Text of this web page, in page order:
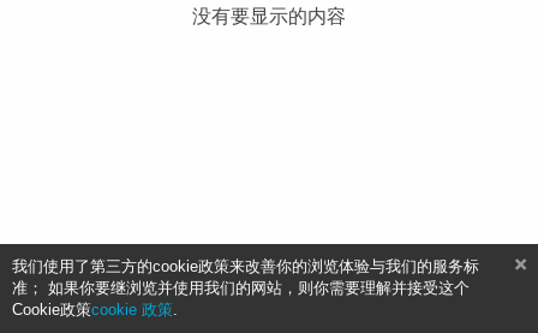
没有要显示的内容
我们使用了第三方的cookie政策来改善你的浏览体验与我们的服务标
准； 如果你要继浏览并使用我们的网站，则你需要理解并接受这个
Cookie政策cookie 政策.